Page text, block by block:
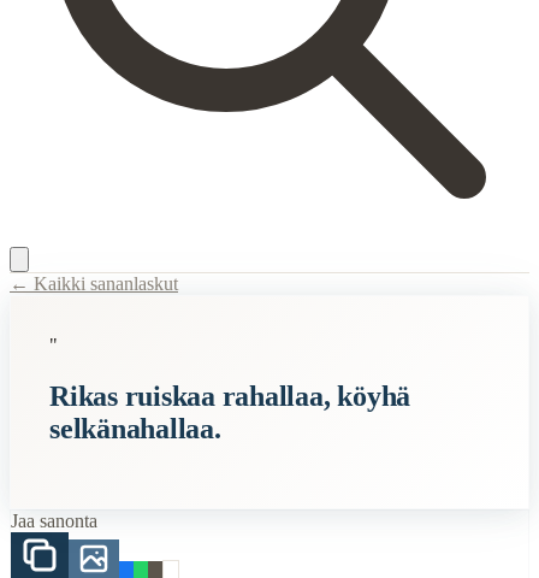
Description:Tämä sananlasku kertoo siitä, miten ihmisillä on
Semantic Themes
Related Topics
← Kaikki sananlaskut
"
Rikas ruiskaa rahallaa, köyhä
selkänahallaa.
Jaa sanonta